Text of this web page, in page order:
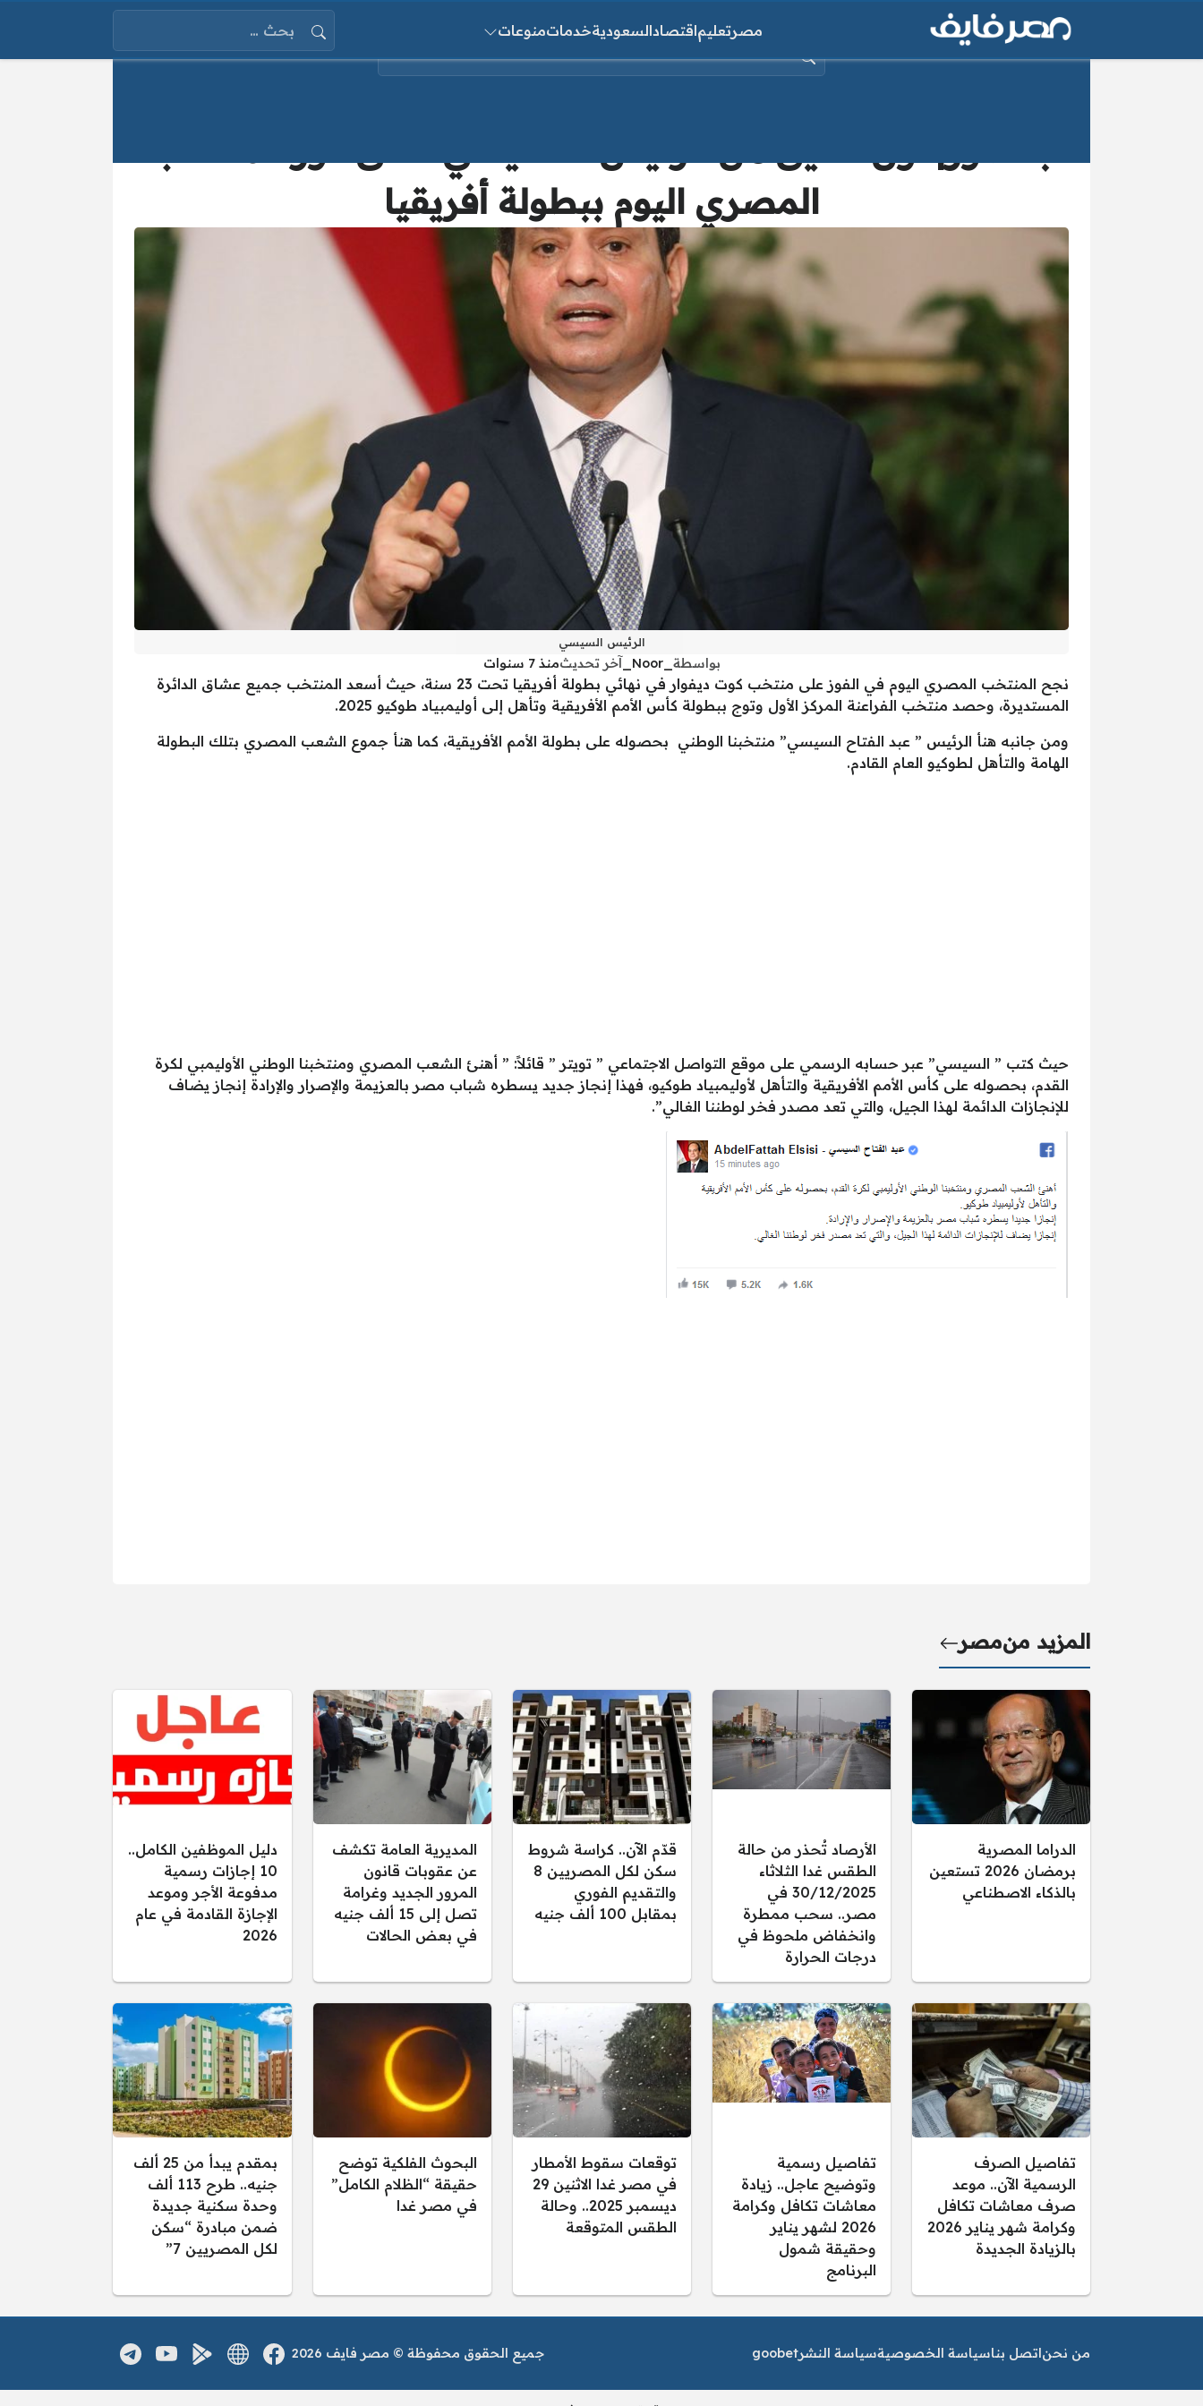
مصرتعليماقتصادالسعوديةخدماتمنوعات
البحث عن:
المصري اليوم ببطولة أفريقيا
الرئيس السيسي
بواسطة _Noor_ آخر تحديثمنذ 7 سنوات
نجح المنتخب المصري اليوم في الفوز على منتخب كوت ديفوار في نهائي بطولة أفريقيا تحت 23 سنة، حيث أسعد المنتخب جميع عشاق الدائرة
المستديرة، وحصد منتخب الفراعنة المركز الأول وتوج ببطولة كأس الأمم الأفريقية وتأهل إلى أوليمبياد طوكيو 2025.
ومن جانبه هنأ الرئيس ” عبد الفتاح السيسي” منتخبنا الوطني بحصوله على بطولة الأمم الأفريقية، كما هنأ جموع الشعب المصري بتلك البطولة
الهامة والتأهل لطوكيو العام القادم.
حيث كتب ” السيسي” عبر حسابه الرسمي على موقع التواصل الاجتماعي ” تويتر ” قائلاً: ” أهنئ الشعب المصري ومنتخبنا الوطني الأوليمبي لكرة
القدم، بحصوله على كأس الأمم الأفريقية والتأهل لأوليمبياد طوكيو، فهذا ‏إنجاز جديد يسطره شباب مصر بالعزيمة والإصرار والإرادة ‏إنجاز يضاف
للإنجازات الدائمة لهذا الجيل، والتي تعد مصدر فخر لوطننا الغالي”.
المزيد منمصر
الدراما المصرية
برمضان 2026 تستعين
بالذكاء الاصطناعي
الأرصاد تُحذر من حالة
الطقس غدا الثلاثاء
30/12/2025 في
مصر.. سحب ممطرة
وانخفاض ملحوظ في
درجات الحرارة
قدّم الآن.. كراسة شروط
سكن لكل المصريين 8
والتقديم الفوري
بمقابل 100 ألف جنيه
المديرية العامة تكشف
عن عقوبات قانون
المرور الجديد وغرامة
تصل إلى 15 ألف جنيه
في بعض الحالات
دليل الموظفين الكامل..
10 إجازات رسمية
مدفوعة الأجر وموعد
الإجازة القادمة في عام
2026
تفاصيل الصرف
الرسمية الآن.. موعد
صرف معاشات تكافل
وكرامة شهر يناير 2026
بالزيادة الجديدة
تفاصيل رسمية
وتوضيح عاجل.. زيادة
معاشات تكافل وكرامة
2026 لشهر يناير
وحقيقة شمول
البرنامج
توقعات سقوط الأمطار
في مصر غدا الاثنين 29
ديسمبر 2025.. وحالة
الطقس المتوقعة
البحوث الفلكية توضح
حقيقة “الظلام الكامل”
في مصر غدا
بمقدم يبدأ من 25 ألف
جنيه.. طرح 113 ألف
وحدة سكنية جديدة
ضمن مبادرة “سكن
لكل المصريين 7”
من نحن اتصل بناسياسة الخصوصيةسياسة النشرgoobet جميع الحقوق محفوظة © مصر فايف 2026
مواقع التواصل فيسبوكالموقع الالكتروني
تطبيق اندرويد
يوتيوبتلغرام